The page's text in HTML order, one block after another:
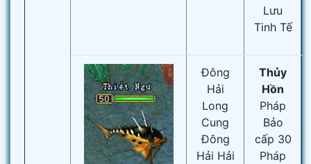
Lưu
Tinh Tế
Đông
Hải
Long
Cung
Đông
Hải Hải
Thủy
Hồn
Pháp
Bảo
cấp 30
Pháp